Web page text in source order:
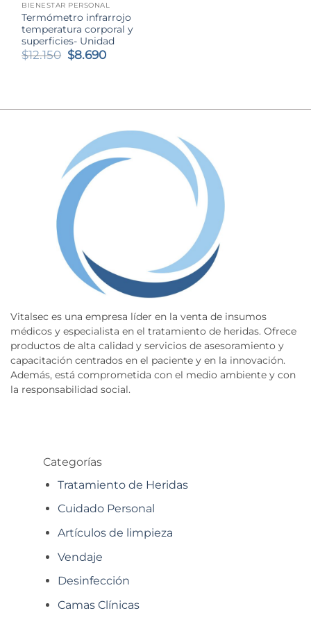
BIENESTAR PERSONAL
Termómetro infrarrojo
temperatura corporal y
superficies- Unidad
$12.150 El
$8.690El
Vitalsec es una empresa líder en la venta de insumos
médicos y especialista en el tratamiento de heridas. Ofrece
productos de alta calidad y servicios de asesoramiento y
capacitación centrados en el paciente y en la innovación.
Además, está comprometida con el medio ambiente y con
la responsabilidad social.
Categorías
Tratamiento de Heridas
Cuidado Personal
Artículos de limpieza
Vendaje
Desinfección
Camas Clínicas